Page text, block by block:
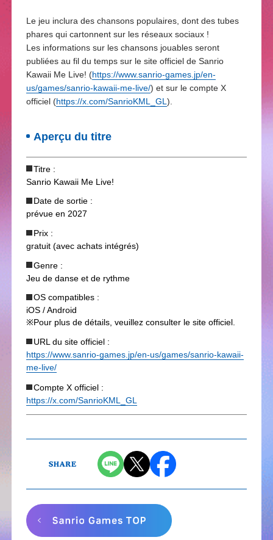
Le jeu inclura des chansons populaires, dont des tubes
phares qui cartonnent sur les réseaux sociaux !
Les informations sur les chansons jouables seront
publiées au fil du temps sur le site officiel de Sanrio
Kawaii Me Live! (https://www.sanrio-games.jp/en-
us/games/sanrio-kawaii-me-live/) et sur le compte X
officiel (https://x.com/SanrioKML_GL).
Aperçu du titre
Titre :
Sanrio Kawaii Me Live!
Date de sortie :
prévue en 2027
Prix :
gratuit (avec achats intégrés)
Genre :
Jeu de danse et de rythme
OS compatibles :
iOS / Android
※Pour plus de détails, veuillez consulter le site officiel.
URL du site officiel :
https://www.sanrio-games.jp/en-us/games/sanrio-kawaii-
me-live/
Compte X officiel :
https://x.com/SanrioKML_GL